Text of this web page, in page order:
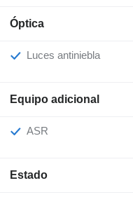
Óptica
Luces antiniebla
Equipo adicional
ASR
Estado